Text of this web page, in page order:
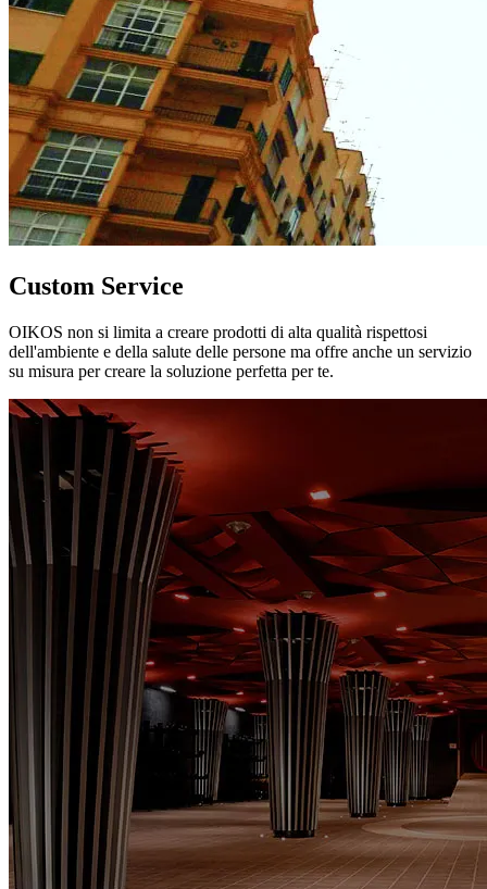
Custom Service
OIKOS non si limita a creare prodotti di alta qualità rispettosi
dell'ambiente e della salute delle persone ma offre anche un servizio
su misura per creare la soluzione perfetta per te.